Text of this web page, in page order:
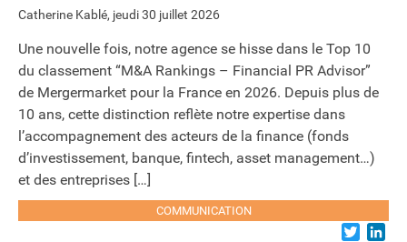
Catherine Kablé, jeudi 30 juillet 2026
Une nouvelle fois, notre agence se hisse dans le Top 10
du classement “M&A Rankings – Financial PR Advisor”
de Mergermarket pour la France en 2026. Depuis plus de
10 ans, cette distinction reflète notre expertise dans
l’accompagnement des acteurs de la finance (fonds
d’investissement, banque, fintech, asset management…)
et des entreprises […]
COMMUNICATION
Twitter